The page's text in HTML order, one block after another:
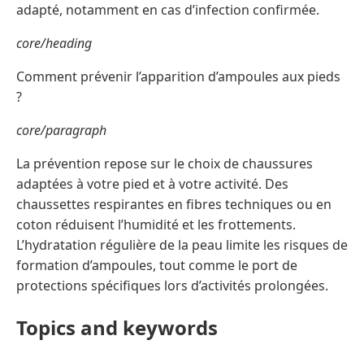
adapté, notamment en cas d’infection confirmée.
core/heading
Comment prévenir l’apparition d’ampoules aux pieds
?
core/paragraph
La prévention repose sur le choix de chaussures
adaptées à votre pied et à votre activité. Des
chaussettes respirantes en fibres techniques ou en
coton réduisent l’humidité et les frottements.
L’hydratation régulière de la peau limite les risques de
formation d’ampoules, tout comme le port de
protections spécifiques lors d’activités prolongées.
Topics and keywords